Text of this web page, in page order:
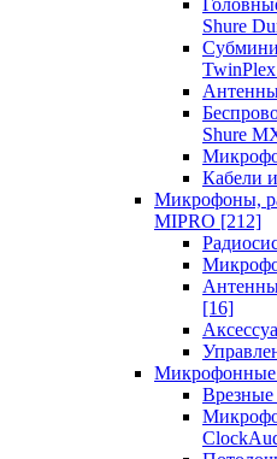
Shure
TwinPlex
Shure
Кабели
Микрофоны,
MIPRO [212]
[16]
Микрофонные